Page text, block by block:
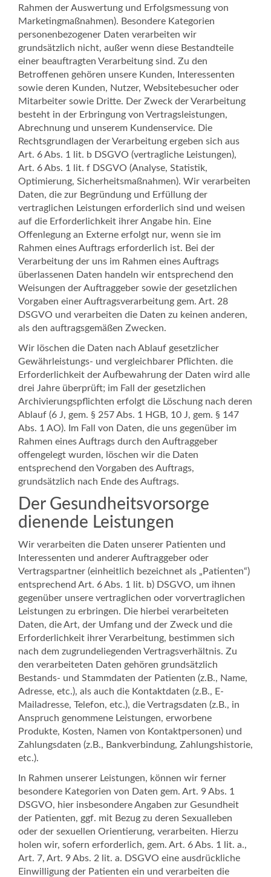
Rahmen der Auswertung und Erfolgsmessung von
Marketingmaßnahmen). Besondere Kategorien
personenbezogener Daten verarbeiten wir
grundsätzlich nicht, außer wenn diese Bestandteile
einer beauftragten Verarbeitung sind. Zu den
Betroffenen gehören unsere Kunden, Interessenten
sowie deren Kunden, Nutzer, Websitebesucher oder
Mitarbeiter sowie Dritte. Der Zweck der Verarbeitung
besteht in der Erbringung von Vertragsleistungen,
Abrechnung und unserem Kundenservice. Die
Rechtsgrundlagen der Verarbeitung ergeben sich aus
Art. 6 Abs. 1 lit. b DSGVO (vertragliche Leistungen),
Art. 6 Abs. 1 lit. f DSGVO (Analyse, Statistik,
Optimierung, Sicherheitsmaßnahmen). Wir verarbeiten
Daten, die zur Begründung und Erfüllung der
vertraglichen Leistungen erforderlich sind und weisen
auf die Erforderlichkeit ihrer Angabe hin. Eine
Offenlegung an Externe erfolgt nur, wenn sie im
Rahmen eines Auftrags erforderlich ist. Bei der
Verarbeitung der uns im Rahmen eines Auftrags
überlassenen Daten handeln wir entsprechend den
Weisungen der Auftraggeber sowie der gesetzlichen
Vorgaben einer Auftragsverarbeitung gem. Art. 28
DSGVO und verarbeiten die Daten zu keinen anderen,
als den auftragsgemäßen Zwecken.
Wir löschen die Daten nach Ablauf gesetzlicher
Gewährleistungs- und vergleichbarer Pflichten. die
Erforderlichkeit der Aufbewahrung der Daten wird alle
drei Jahre überprüft; im Fall der gesetzlichen
Archivierungspflichten erfolgt die Löschung nach deren
Ablauf (6 J, gem. § 257 Abs. 1 HGB, 10 J, gem. § 147
Abs. 1 AO). Im Fall von Daten, die uns gegenüber im
Rahmen eines Auftrags durch den Auftraggeber
offengelegt wurden, löschen wir die Daten
entsprechend den Vorgaben des Auftrags,
grundsätzlich nach Ende des Auftrags.
Der Gesundheitsvorsorge
dienende Leistungen
Wir verarbeiten die Daten unserer Patienten und
Interessenten und anderer Auftraggeber oder
Vertragspartner (einheitlich bezeichnet als „Patienten“)
entsprechend Art. 6 Abs. 1 lit. b) DSGVO, um ihnen
gegenüber unsere vertraglichen oder vorvertraglichen
Leistungen zu erbringen. Die hierbei verarbeiteten
Daten, die Art, der Umfang und der Zweck und die
Erforderlichkeit ihrer Verarbeitung, bestimmen sich
nach dem zugrundeliegenden Vertragsverhältnis. Zu
den verarbeiteten Daten gehören grundsätzlich
Bestands- und Stammdaten der Patienten (z.B., Name,
Adresse, etc.), als auch die Kontaktdaten (z.B., E-
Mailadresse, Telefon, etc.), die Vertragsdaten (z.B., in
Anspruch genommene Leistungen, erworbene
Produkte, Kosten, Namen von Kontaktpersonen) und
Zahlungsdaten (z.B., Bankverbindung, Zahlungshistorie,
etc.).
In Rahmen unserer Leistungen, können wir ferner
besondere Kategorien von Daten gem. Art. 9 Abs. 1
DSGVO, hier insbesondere Angaben zur Gesundheit
der Patienten, ggf. mit Bezug zu deren Sexualleben
oder der sexuellen Orientierung, verarbeiten. Hierzu
holen wir, sofern erforderlich, gem. Art. 6 Abs. 1 lit. a.,
Art. 7, Art. 9 Abs. 2 lit. a. DSGVO eine ausdrückliche
Einwilligung der Patienten ein und verarbeiten die